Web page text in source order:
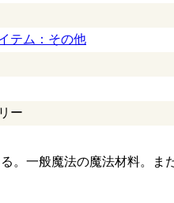
テム：その他
ー
。一般魔法の魔法材料。ま